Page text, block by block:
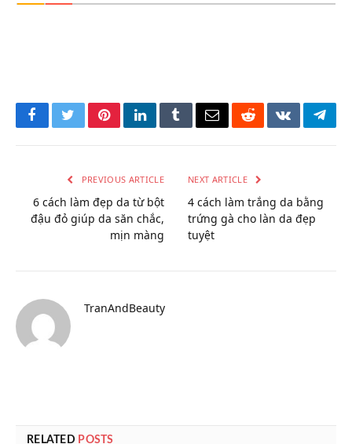
FacebookTwitterPinterestLinkedInTumblrEmailRedditVKontakte
PREVIOUS ARTICLE
6 cách làm đẹp da từ bột
đậu đỏ giúp da săn chắc,
mịn màng
NEXT ARTICLE
4 cách làm trắng da bằng
trứng gà cho làn da đẹp
tuyệt
TranAndBeauty
RELATED POSTS